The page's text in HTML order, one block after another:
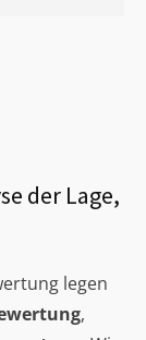
der Lage,
legen
,